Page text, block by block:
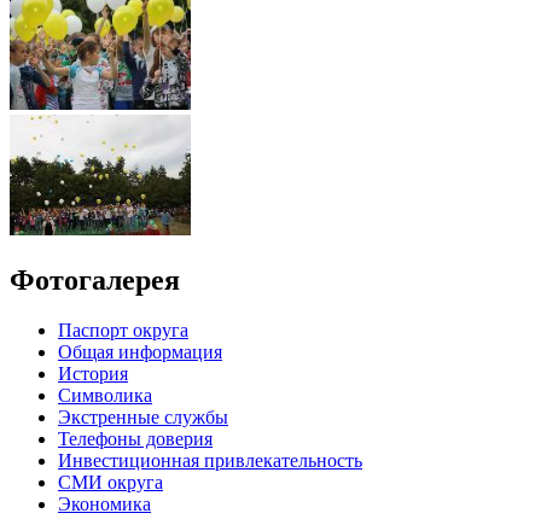
Фотогалерея
Паспорт округа
Общая информация
История
Символика
Экстренные службы
Телефоны доверия
Инвестиционная привлекательность
СМИ округа
Экономика